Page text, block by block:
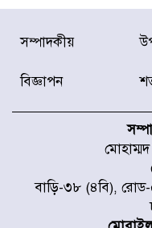
৫
সম্পাদকীয়
বিজ্ঞাপন
বাড়ি-৩৮ (৪বি), রোড-